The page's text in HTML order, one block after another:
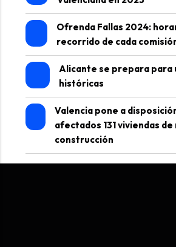
Ofrenda Fallas 2024:
recorrido de cada
Alicante se prepara para
históricas
Valencia pone a
afectados 131 viviendas de
construcción